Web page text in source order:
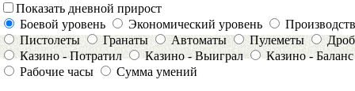
Показать дневной прирост
Боевой уровень
Экономический уровень
Пистолеты
Гранаты Автоматы Пулеметы
Казино - Потратил
Казино - Выиграл
Казино - Баланс
Рабочие часы
Сумма умений